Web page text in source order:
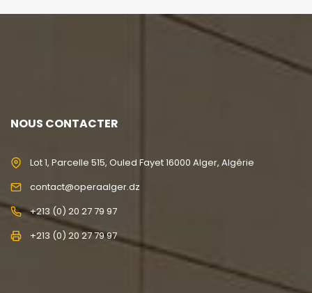
NOUS CONTACTER
Lot 1, Parcelle 515, Ouled Fayet 16000 Alger, Algérie
contact@operaalger.dz
+213 (0) 20 27 79 97
+213 (0) 20 27 79 97